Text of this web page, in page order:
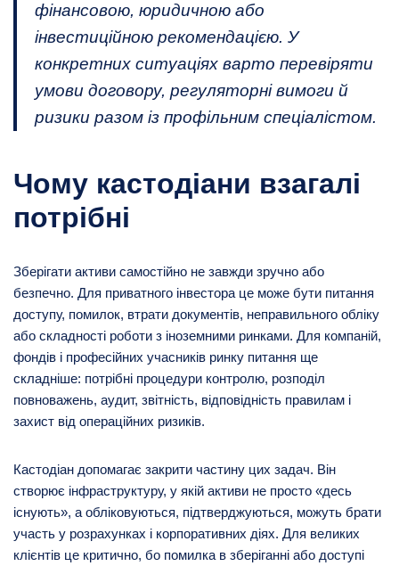
фінансовою, юридичною або
інвестиційною рекомендацією. У
конкретних ситуаціях варто перевіряти
умови договору, регуляторні вимоги й
ризики разом із профільним спеціалістом.
Чому кастодіани взагалі
потрібні
Зберігати активи самостійно не завжди зручно або
безпечно. Для приватного інвестора це може бути питання
доступу, помилок, втрати документів, неправильного обліку
або складності роботи з іноземними ринками. Для компаній,
фондів і професійних учасників ринку питання ще
складніше: потрібні процедури контролю, розподіл
повноважень, аудит, звітність, відповідність правилам і
захист від операційних ризиків.
Кастодіан допомагає закрити частину цих задач. Він
створює інфраструктуру, у якій активи не просто «десь
існують», а обліковуються, підтверджуються, можуть брати
участь у розрахунках і корпоративних діях. Для великих
клієнтів це критично, бо помилка в зберіганні або доступі